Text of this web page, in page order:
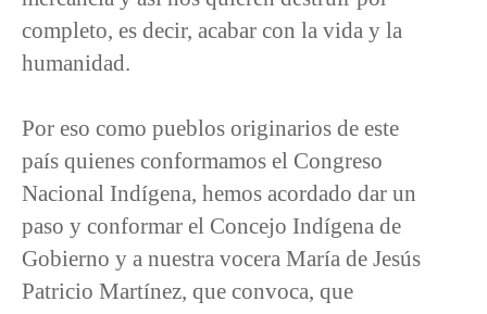
completo, es decir, acabar con la vida y la
humanidad.
Por eso como pueblos originarios de este
país quienes conformamos el Congreso
Nacional Indígena, hemos acordado dar un
paso y conformar el Concejo Indígena de
Gobierno y a nuestra vocera María de Jesús
Patricio Martínez, que convoca, que